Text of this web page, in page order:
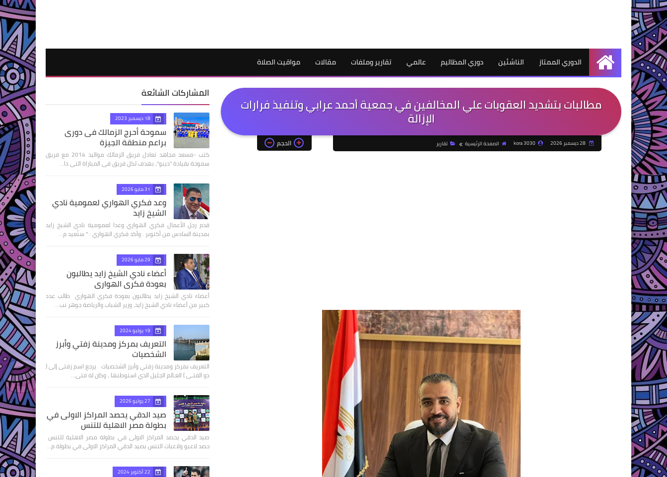
الرئيسية
الدوري الممتاز الناشئين دوري المظاليم عالمي تقارير وملفات مقالات مواقيت الصلاة
مطالبات بتشديد العقوبات علي المخالفين في جمعية أحمد عرابي وتنفيذ فرارات
الإزالة
28 ديسمبر 2026 kora 3030 الصفحة الرئيسية تقارير الحجم
المشاركات الشائعة
18 ديسمبر 2023
سموحة أحرج الزمالك فى دورى
براعم منطقة الجيزة
كتب -مسعد مجاهد تعادل فريق الزمالك مواليد 2014 مع فريق
سموحة بقيادة "ديبو"، بهدف لكل فريق فى المباراة التى دا…
31 مايو 2026
وعد فكري الهواري لعمومية نادي
الشيخ زايد
قدم رجل الأعمال فكري الهواري وعدا لعمومية نادي الشيخ زايد
بمدينة السادس من أكتوبر . وأكد فكري الهواري : " سنُعيد م…
29 مايو 2026
أعضاء نادي الشيخ زايد يطالبون
بعودة فكري الهواري
أعضاء نادي الشيخ زايد يطالبون بعودة فكري الهواري طالب عدد
كبير من أعضاء نادي الشيخ زايد، وزير الشباب والرياضة جوهر نب…
19 يوليو 2024
التعريف بمركز ومدينة زفتي وأبرز
الشخصيات
التعريف بمركز ومدينة زفتي وأبرز الشخصيات يرجع اسم زفتى إلى (
ذو الفتـى ) العـالم الجليل الذي استوطنها ، وكان له فتى…
27 يوليو 2026
صيد الدقي يحصد المراكز الاولى في
بطولة مصر الاهلية للتنس
صيد الدقي يحصد المراكز الاولى في بطولة مصر الاهلية للتنس
حصد لاعبو ولاعبات التنس بصيد الدقي المراكز الاولى في بطولة م…
22 أكتوبر 2024